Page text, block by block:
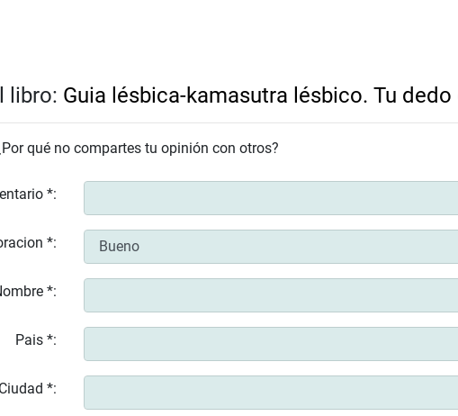
libro: Guia lésbica-kamasutra lésbico. Tu
qué no compartes tu opinión con otros?
*:
*:
*:
Pais *:
*: